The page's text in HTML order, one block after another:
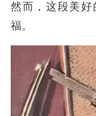
然而，这段美
福。